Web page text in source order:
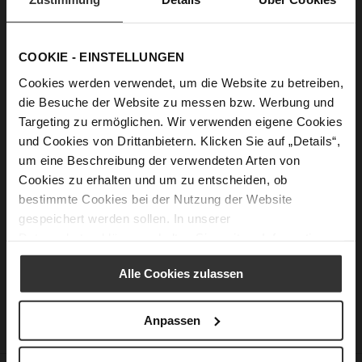
COOKIE - EINSTELLUNGEN
Cookies werden verwendet, um die Website zu betreiben,
die Besuche der Website zu messen bzw. Werbung und
Targeting zu ermöglichen. Wir verwenden eigene Cookies
und Cookies von Drittanbietern. Klicken Sie auf „Details“,
um eine Beschreibung der verwendeten Arten von
Cookies zu erhalten und um zu entscheiden, ob
bestimmte Cookies bei der Nutzung der Website
gespeichert werden sollen. In unserer
Alle Cookies zulassen
Anpassen
Anmelden
Passwort vergessen?
Neue Kunden
Ein Konto zu erstellen hat viele Vorteile: schneller zur Kasse
gehen, mehr als eine Adresse speichern, Bestellungen